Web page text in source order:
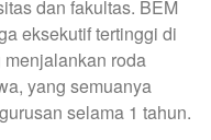
dan fakultas. BEM
eksekutif tertinggi di
roda
yang semuanya
selama 1 tahun.